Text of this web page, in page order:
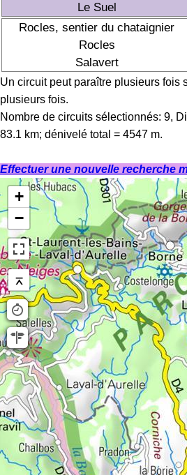
Le Suel
Rocles, sentier du chataignier
Rocles
Salavert
Un circuit peut paraître plusieurs fois
plusieurs fois.
Nombre de circuits sélectionnés: 9,
83.1 km; dénivelé total = 4547 m.
Effectuer une nouvelle recherche
+
−
⌅